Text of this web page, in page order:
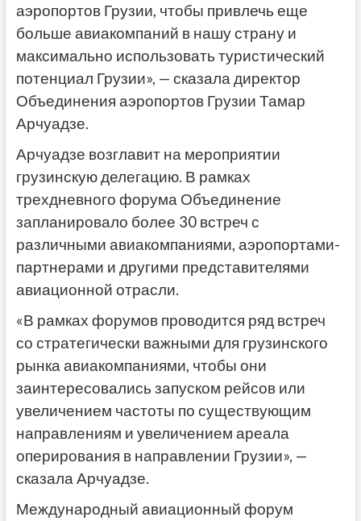
аэропортов Грузии, чтобы привлечь еще
больше авиакомпаний в нашу страну и
максимально использовать туристический
потенциал Грузии», — сказала директор
Объединения аэропортов Грузии Тамар
Арчуадзе.
Арчуадзе возглавит на мероприятии
грузинскую делегацию. В рамках
трехдневного форума Объединение
запланировало более 30 встреч с
различными авиакомпаниями, аэропортами-
партнерами и другими представителями
авиационной отрасли.
«В рамках форумов проводится ряд встреч
со стратегически важными для грузинского
рынка авиакомпаниями, чтобы они
заинтересовались запуском рейсов или
увеличением частоты по существующим
направлениям и увеличением ареала
оперирования в направлении Грузии», —
сказала Арчуадзе.
Международный авиационный форум